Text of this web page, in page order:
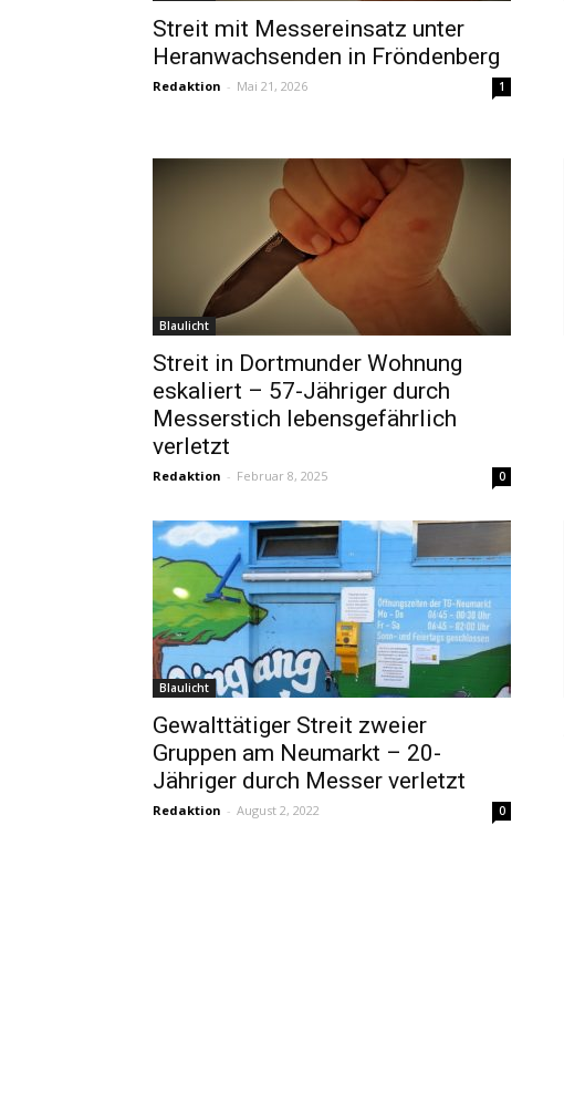
Streit mit Messereinsatz unter
Heranwachsenden in Fröndenberg
Redaktion - Mai 21, 2026 1
Blaulicht
Streit in Dortmunder Wohnung
eskaliert – 57-Jähriger durch
Messerstich lebensgefährlich
verletzt
Redaktion - Februar 8, 2025 0
Blaulicht
Gewalttätiger Streit zweier
Gruppen am Neumarkt – 20-
Jähriger durch Messer verletzt
Redaktion - August 2, 2022 0